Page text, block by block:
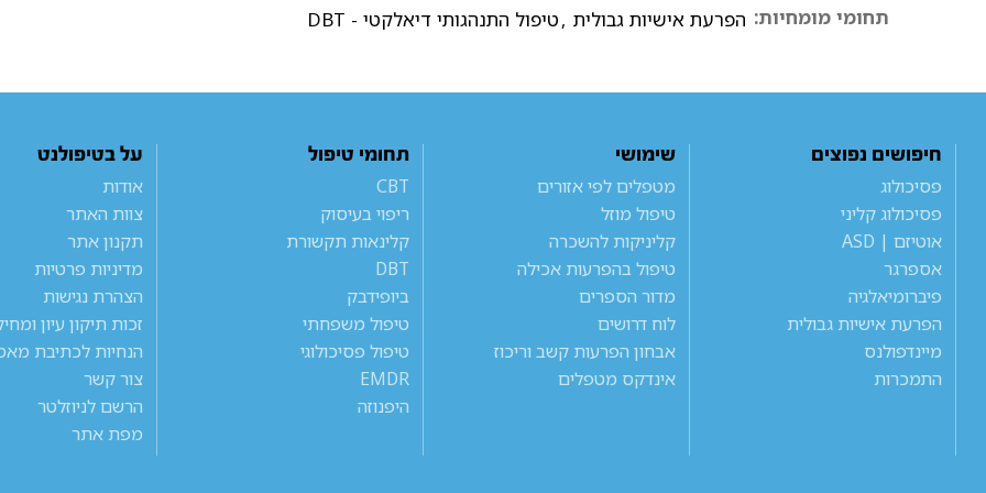
תחומי מומחיות: הפרעת אישיות גבולית ,טיפול התנהגותי דיאלקטי - DBT
חיפושים נפוצים
פסיכולוג
פסיכולוג קליני
אוטיזם | ASD
אספרגר
פיברומיאלגיה
הפרעת אישיות גבולית
מיינדפולנס
התמכרות
שימושי
מטפלים לפי אזורים
טיפול מוזל
קליניקות להשכרה
טיפול בהפרעות אכילה
מדור הספרים
לוח דרושים
אבחון הפרעות קשב וריכוז
אינדקס מטפלים
תחומי טיפול
CBT
ריפוי בעיסוק
קלינאות תקשורת
DBT
ביופידבק
טיפול משפחתי
טיפול פסיכולוגי
EMDR
היפנוזה
על בטיפולנט
אודות
צוות האתר
תקנון אתר
מדיניות פרטיות
הצהרת נגישות
זכות תיקון עיון
הנחיות לכתיבת
צור קשר
הרשם לניוזלטר
מפת אתר